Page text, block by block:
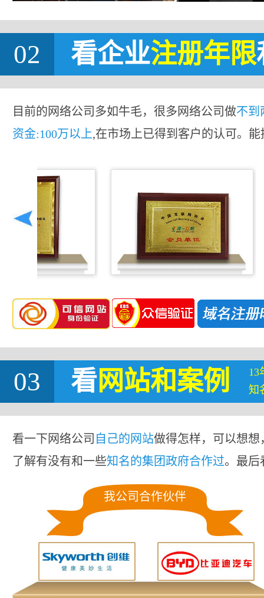
02 看企业注册年限
目前的网络公司多如牛毛，很多网络公司做不到
资金:100万以上,在市场上已得到客户的认可。
03 看网站和案例
13
知
看一下网络公司 自己的网站做得怎样，可以想
了解有没有和一些知名的集团政府合作过。最后
我公司合作伙伴